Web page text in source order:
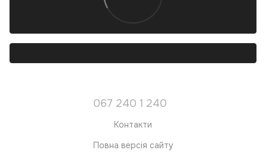
067 240 1 240
Контакти
Повна версія сайту